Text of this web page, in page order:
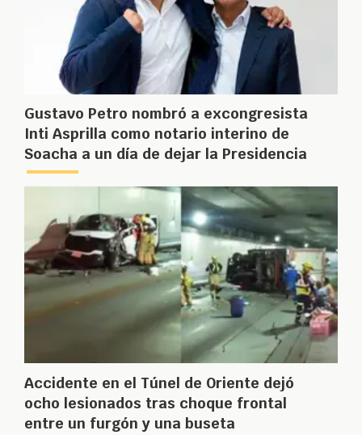
Gustavo Petro nombró a excongresista
Inti Asprilla como notario interino de
Soacha a un día de dejar la Presidencia
Accidente en el Túnel de Oriente dejó
ocho lesionados tras choque frontal
entre un furgón y una buseta